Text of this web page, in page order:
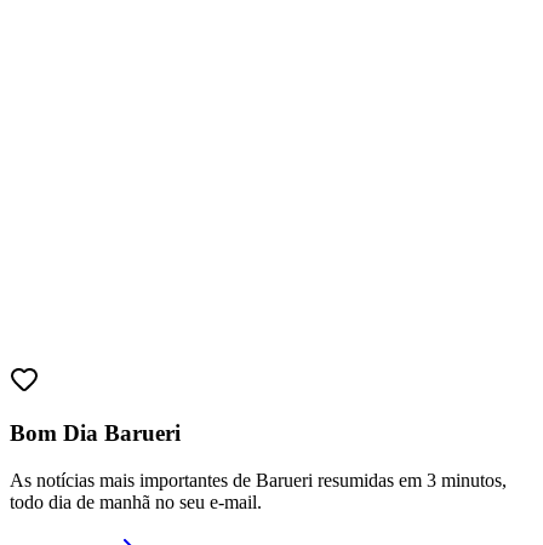
Bom Dia Barueri
As notícias mais importantes de Barueri resumidas em 3 minutos,
todo dia de manhã no seu e-mail.